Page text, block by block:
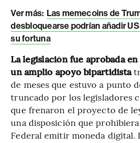
Ver más: Las memecoins de
desbloquearse podrían añadir
su fortuna
La legislación fue aprobada
un amplio apoyo bipartidista
de meses que estuvo a punto
truncado por los legisladores
que frenaron el proyecto de
una disposición que prohibiera
Federal emitir moneda digital.